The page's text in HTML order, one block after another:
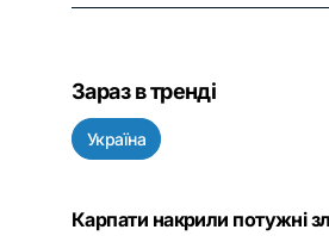
Зараз в тренді
Україна
Карпати накрили потужні